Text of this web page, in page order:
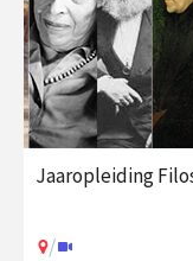
Jaaropleiding
/